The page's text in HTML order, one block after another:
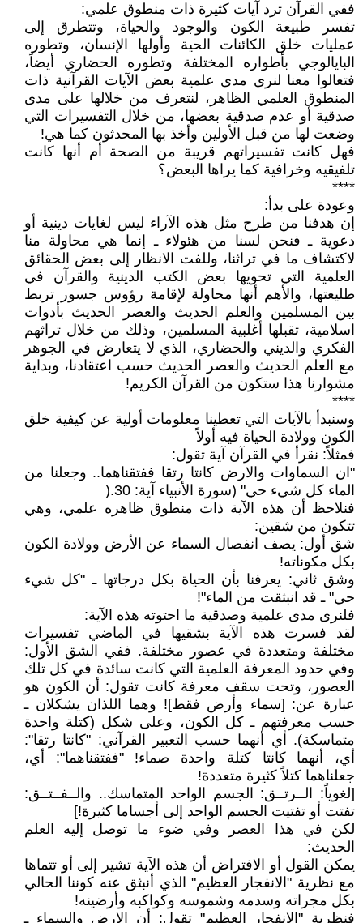
ففي القرآن ترد آيات كثيرة ذات منطوق علمي:
تفسر طبيعة الكون والوجود والحياة، وتتطرق إلى
عمليات خلق الكائنات الحية وأولها الإنسان، وتطوره
البايالوجي بأطواره المختلفة وتطوره الحضاري أيضاً،
فتعالوا معنا لنرى مدى علمية بعض الآيات القرآنية ذات
المنطوق العلمي الظاهر، لنتعرف من خلالها على مدى
صدقية أو عدم صدقية بعضها، من خلال التفسيرات التي
وضعت لها من قبل الأولين وأخذ بها المحدثون كما هي!
فهل كانت تفسيراتهم قريبة من الصحة أم أنها كانت
تلفيقيه وخرافية كما يراها البعض؟
****
وعودة على بدأ:
إن هدفنا من طرح مثل هذه الآراء ليس لغايات دينية أو
دعوية ـ فنحن لسنا من هئولاء ـ إنما هي محاولة منا
لاكتشاف ما في تراثنا، وللفت الانظار إلى بعض الحقائق
العلمية التي تحويها بعض الكتب الدينية والقرآن في
طليعتها، والأهم أنها محاولة لإقامة رؤوس جسور تربط
بين المسلمين والعلم الحديث والعصر الحديث بأدوات
اسلامية، تقبلها أغلبية المسلمين، وذلك من خلال تراثهم
الفكري والديني والحضاري، الذي لا يتعارض في الجوهر
مع العلم الحديث والعصر الحديث حسب اعتقادنا، وبداية
مشوارنا هذا ستكون من القرآن الكريم!
****
وسنبدأ بالآيات التي تعطينا معلومات أولية عن كيفية خلق
الكون وولادة الحياة فيه أولاً
فمثلاً: نقرأ في القرآن آية تقول:
"ان السماوات والارض كانتا رتقا ففتقناهما.. وجعلنا من
الماء كل شيء حي" (سورة الأنبياء آية: 30.(
فنلاحظ أن هذه الآية ذات منطوق ظاهره علمي، وهي
تتكون من شقين:
شق أول: يصف انفصال السماء عن الأرض وولادة الكون
بكل مكوناته!
وشق ثاني: يعرفنا بأن الحياة بكل درجاتها ـ "كل شيء
حي" ـ قد انبثقت من الماء"!
فلنرى مدى علمية وصدقية ما احتوته هذه الآية:
لقد فسرت هذه الآية بشقيها في الماضي تفسيرات
مختلفة ومتعددة في عصور مختلفة. ففي الشق الأول:
وفي حدود المعرفة العلمية التي كانت سائدة في كل تلك
العصور، وتحت سقف معرفة كانت تقول: أن الكون هو
عبارة عن: [سماء وأرض فقط]! وهما اللذان يشكلان ـ
حسب معرفتهم ـ كل الكون، وعلى شكل (كتلة واحدة
متماسكة). أي أنهما حسب التعبير القرآني: "كانتا رتقا":
أي، أنهما كانتا كتلة واحدة صماء! "ففتقناهما": أي،
جعلناهما كتلاً كثيرة متعددة!
[لغوياً: الــرتــق: الجسم الواحد المتماسك.. والــفــتــق:
تفتت أو تفتيت الجسم الواحد إلى أجساما كثيرة!]
لكن في هذا العصر وفي ضوء ما توصل إليه العلم
الحديث:
يمكن القول أو الافتراض أن هذه الآية تشير إلى أو تتماها
مع نظرية "الانفجار العظيم" الذي أنبثق عنه كوننا الحالي
بكل مجراته وسدمه وشموسه وكواكبه وأرضينه!
فنظرية "الانفجار العظيم" تقول: أن الارض والسماء ـ